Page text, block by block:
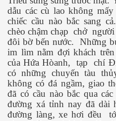
dẫu các cù lao không
chiếc cầu nào bắc sang
chèo chậm chạp chở người
đôi bờ bến nước.
Những
im lìm nằm đợi khách trên
của Hứa Hòanh,
tạp
chí
có những chuyến tàu
không có đá ngầm, giao
đã có cầu nào bắc qua
đường xá tỉnh nay đã dài
đường làng, xe hơi đều
đại - Phần 1
con người